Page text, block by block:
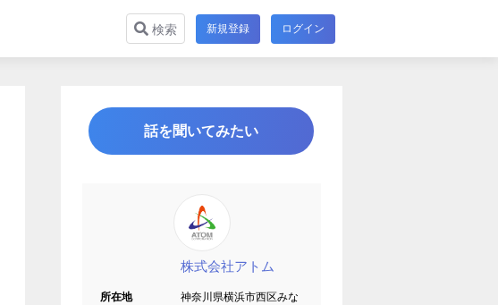
検索 新規登録 ログイン
話を聞いてみたい
株式会社アトム
所在地
神奈川県横浜市西区みな